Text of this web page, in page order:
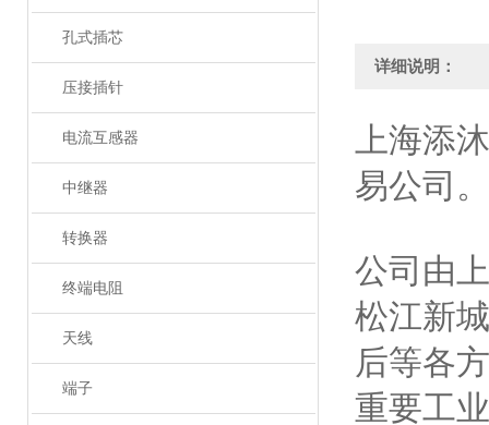
孔式插芯
压接插针
电流互感器
中继器
转换器
终端电阻
天线
端子
详细说明：
上海添
易公司。
公司由
松江新
后等各
重要工